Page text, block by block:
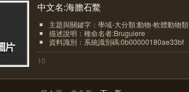
中文名:海膽石鱉
主題與關鍵字：學域-大分類:動物-軟體動物類
描述說明：種命名者:Bruguiere
資料識別：系統識別碼:0b00000180ae33bf
10